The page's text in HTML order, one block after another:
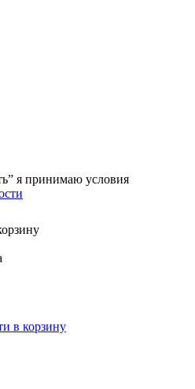
я принимаю условия
в корзину